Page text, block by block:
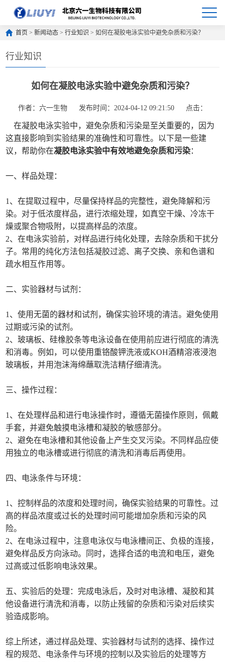
首页 >新闻动态 >行业知识 > 如何在凝胶电泳实验中避免杂质和污染？
行业知识
如何在凝胶电泳实验中避免杂质和污染？
作者：六一生物 发布时间：2024-04-12 09:21:50 点击：
在凝胶电泳实验中，避免杂质和污染是至关重要的，因为
这直接影响到实验结果的准确性和可靠性。以下是一些建
议，帮助你在凝胶电泳实验中有效地避免杂质和污染：
一、样品处理：
1、在提取过程中，尽量保持样品的完整性，避免降解和污
染。对于低浓度样品，进行浓缩处理，如真空干燥、冷冻干
燥或聚合物吸附，以提高样品的浓度。
2、在电泳实验前，对样品进行纯化处理，去除杂质和干扰分
子。常用的纯化方法包括凝胶过滤、离子交换、亲和色谱和
疏水相互作用等。
二、实验器材与试剂：
1、使用无菌的器材和试剂，确保实验环境的清洁。避免使用
过期或污染的试剂。
2、玻璃板、硅橡胶条等电泳设备在使用前应进行彻底的清洗
和消毒。例如，可以使用重铬酸钾洗液或KOH酒精溶液浸泡
玻璃板，并用泡沫海绵蘸取洗洁精仔细清洗。
三、操作过程：
1、在处理样品和进行电泳操作时，遵循无菌操作原则，佩戴
手套，并避免触摸电泳槽和凝胶的敏感部分。
2、避免在电泳槽和其他设备上产生交叉污染。不同样品应使
用独立的电泳槽或进行彻底的清洗和消毒后再使用。
四、电泳条件与环境：
1、控制样品的浓度和处理时间，确保实验结果的可靠性。过
高的样品浓度或过长的处理时间可能增加杂质和污染的风
险。
2、在电泳过程中，注意电泳仪与电泳槽间正、负极的连接，
避免样品反方向泳动。同时，选择合适的电流和电压，避免
过高或过低影响电泳效果。
五、实验后的处理：完成电泳后，及时对电泳槽、凝胶和其
他设备进行清洗和消毒，以防止残留的杂质和污染对后续实
验造成影响。
综上所述，通过样品处理、实验器材与试剂的选择、操作过
程的规范、电泳条件与环境的控制以及实验后的处理等方